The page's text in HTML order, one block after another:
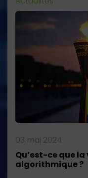
03 mai 2024
Qu’est-ce que
algorithmique ?